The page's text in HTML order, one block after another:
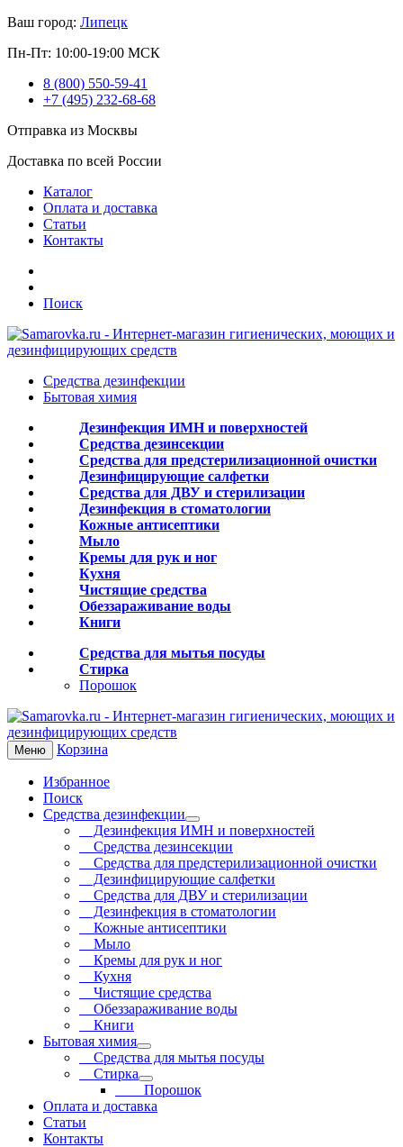
Ваш город: Липецк
Пн-Пт: 10:00-19:00 МСК
8 (800) 550-59-41
+7 (495) 232-68-68
Отправка из Москвы
Доставка по всей России
Каталог
Оплата и доставка
Статьи
Контакты
Поиск
Средства дезинфекции
Бытовая химия
Дезинфекция ИМН и поверхностей
Средства дезинсекции
Средства для предстерилизационной очистки
Дезинфицирующие салфетки
Средства для ДВУ и cтерилизации
Дезинфекция в стоматологии
Кожные антисептики
Мыло
Кремы для рук и ног
Кухня
Чистящие средства
Обеззараживание воды
Книги
Средства для мытья посуды
Стирка
Порошок
Меню Корзина
Избранное
Поиск
Средства дезинфекции
Дезинфекция ИМН и поверхностей
Средства дезинсекции
Средства для предстерилизационной очистки
Дезинфицирующие салфетки
Средства для ДВУ и cтерилизации
Дезинфекция в стоматологии
Кожные антисептики
Мыло
Кремы для рук и ног
Кухня
Чистящие средства
Обеззараживание воды
Книги
Бытовая химия
Средства для мытья посуды
Стирка
Порошок
Оплата и доставка
Статьи
Контакты